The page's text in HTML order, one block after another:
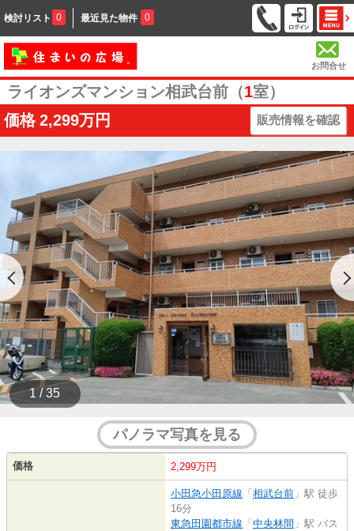
検討リスト 0 最近見た物件 0
お問合せ
ライオンズマンション相武台前（1室）
価格 2,299万円 販売情報を確認
1 / 35
パノラマ写真を見る
価格 2,299万円
小田急小田原線 「 相武台前 」駅 徒歩
16分
東急田園都市線 「 中央林間 」駅 バス